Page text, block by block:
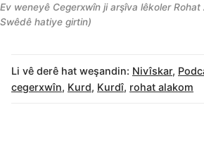
Ev weneyê Cegerxwîn ji arşîva lêkoler
Swêdê hatiye girtin)
Li vê derê hat weşandin: Nivîskar,
cegerxwîn, Kurd, Kurdî, rohat alakom